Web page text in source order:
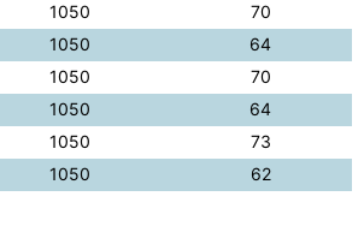
1050
70
1050
64
1050
70
1050
64
1050
73
1050 62